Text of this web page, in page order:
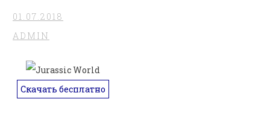
01.07.2018
ADMIN
Скачать бесплатно